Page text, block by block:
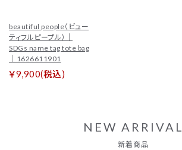
beautiful people（ビュー
ティフルピープル）｜
SDGs name tag tote bag
｜1626611901
￥9,900(税込)
NEW ARRIVAL
新着商品